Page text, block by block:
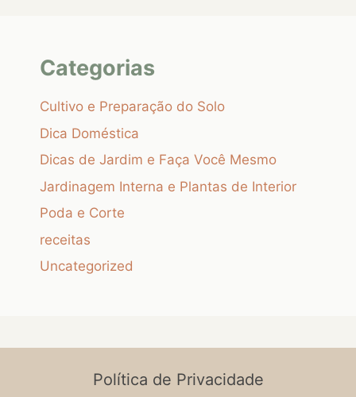
Categorias
Cultivo e Preparação do Solo
Dica Doméstica
Dicas de Jardim e Faça Você Mesmo
Jardinagem Interna e Plantas de Interior
Poda e Corte
receitas
Uncategorized
Política de Privacidade